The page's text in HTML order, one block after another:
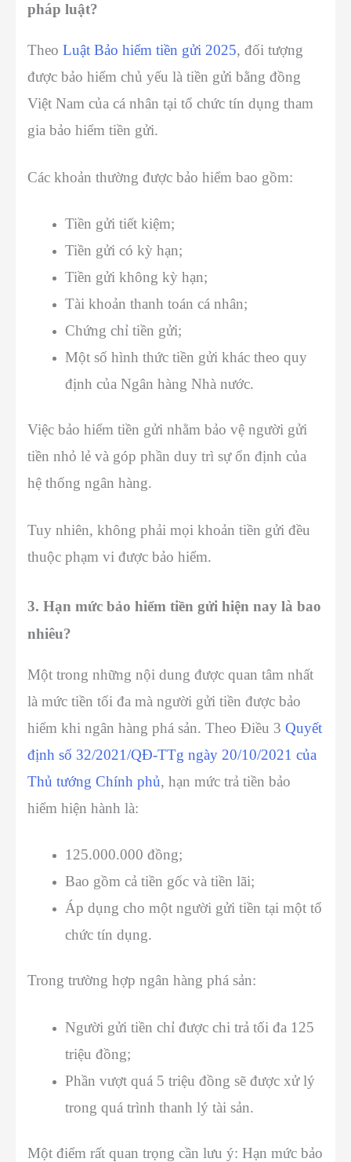
pháp luật?
Theo Luật Bảo hiểm tiền gửi 2025, đối tượng
được bảo hiểm chủ yếu là tiền gửi bằng đồng
Việt Nam của cá nhân tại tổ chức tín dụng tham
gia bảo hiểm tiền gửi.
Các khoản thường được bảo hiểm bao gồm:
Tiền gửi tiết kiệm;
Tiền gửi có kỳ hạn;
Tiền gửi không kỳ hạn;
Tài khoản thanh toán cá nhân;
Chứng chỉ tiền gửi;
Một số hình thức tiền gửi khác theo quy
định của Ngân hàng Nhà nước.
Việc bảo hiểm tiền gửi nhằm bảo vệ người gửi
tiền nhỏ lẻ và góp phần duy trì sự ổn định của
hệ thống ngân hàng.
Tuy nhiên, không phải mọi khoản tiền gửi đều
thuộc phạm vi được bảo hiểm.
3. Hạn mức bảo hiểm tiền gửi hiện nay là bao
nhiêu?
Một trong những nội dung được quan tâm nhất
là mức tiền tối đa mà người gửi tiền được bảo
hiểm khi ngân hàng phá sản. Theo Điều 3 Quyết
định số 32/2021/QĐ-TTg ngày 20/10/2021 của
Thủ tướng Chính phủ, hạn mức trả tiền bảo
hiểm hiện hành là:
125.000.000 đồng;
Bao gồm cả tiền gốc và tiền lãi;
Áp dụng cho một người gửi tiền tại một tổ
chức tín dụng.
Trong trường hợp ngân hàng phá sản:
Người gửi tiền chỉ được chi trả tối đa 125
triệu đồng;
Phần vượt quá 5 triệu đồng sẽ được xử lý
trong quá trình thanh lý tài sản.
Một điểm rất quan trọng cần lưu ý: Hạn mức bảo